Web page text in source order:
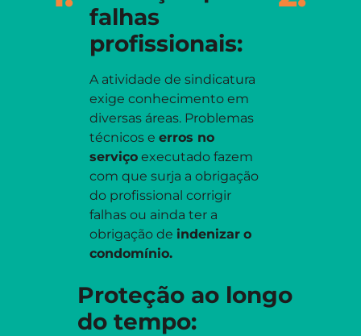
falhas
profissionais:
A atividade de sindicatura
exige conhecimento em
diversas áreas. Problemas
técnicos e erros no
serviçoexecutado fazem
com que surja a obrigação
do profissional corrigir
falhas ou ainda ter a
obrigação de indenizar o
condomínio.
Proteção ao longo
do tempo: